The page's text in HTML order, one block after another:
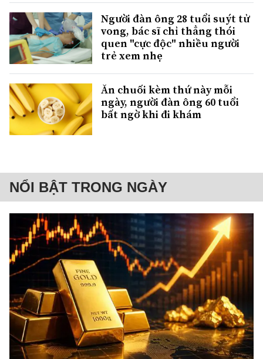
Người đàn ông 28 tuổi suýt tử
vong, bác sĩ chỉ thẳng thói
quen "cực độc" nhiều người
trẻ xem nhẹ
Ăn chuối kèm thứ này mỗi
ngày, người đàn ông 60 tuổi
bất ngờ khi đi khám
NỔI BẬT TRONG NGÀY